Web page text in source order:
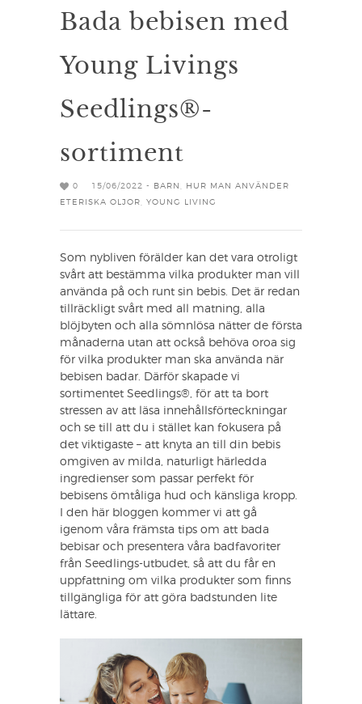
Bada bebisen med
Young Livings
Seedlings®-
sortiment
0 15/06/2022 - BARN
HUR MAN ANVÄNDER
ETERISKA OLJOR
YOUNG LIVING
Som nybliven förälder kan det vara otroligt
svårt att bestämma vilka produkter man vill
använda på och runt sin bebis. Det är redan
tillräckligt svårt med all matning, alla
blöjbyten och alla sömnlösa nätter de första
månaderna utan att också behöva oroa sig
för vilka produkter man ska använda när
bebisen badar. Därför skapade vi
sortimentet Seedlings®, för att ta bort
stressen av att läsa innehållsförteckningar
och se till att du i stället kan fokusera på
det viktigaste – att knyta an till din bebis
omgiven av milda, naturligt härledda
ingredienser som passar perfekt för
bebisens ömtåliga hud och känsliga kropp.
I den här bloggen kommer vi att gå
igenom våra främsta tips om att bada
bebisar och presentera våra badfavoriter
från Seedlings-utbudet, så att du får en
uppfattning om vilka produkter som finns
tillgängliga för att göra badstunden lite
lättare.